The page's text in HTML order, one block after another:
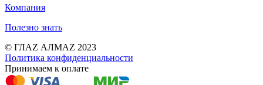
Компания
Полезно знать
© ГЛАZ АЛМАZ 2023
Политика конфиденциальности
Принимаем к оплате